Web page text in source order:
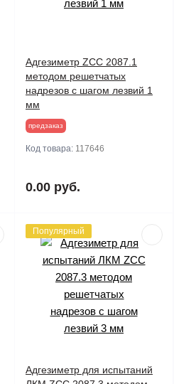
Адгезиметр ZCC 2087.1
методом решетчатых
надрезов с шагом лезвий 1
мм
предзаказ
Код товара: 117646
0.00 руб.
Популярный
Адгезиметр для испытаний